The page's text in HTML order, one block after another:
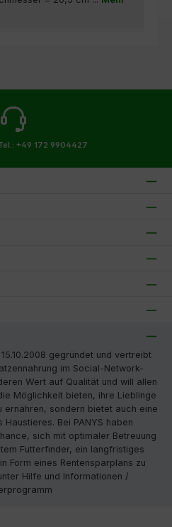
+49 172 9904427
gegründet und vertreibt
im Social-Network-
Wert auf Qualität und will allen
Möglichkeit bieten, ihre Lieblinge
ernähren, sondern bietet auch eine
Haustieres. Bei PANYS haben
sich mit optimaler Betreuung
Futterfinder, ein langfristiges
Form eines Rentensparplans zu
Hilfe und Informationen /